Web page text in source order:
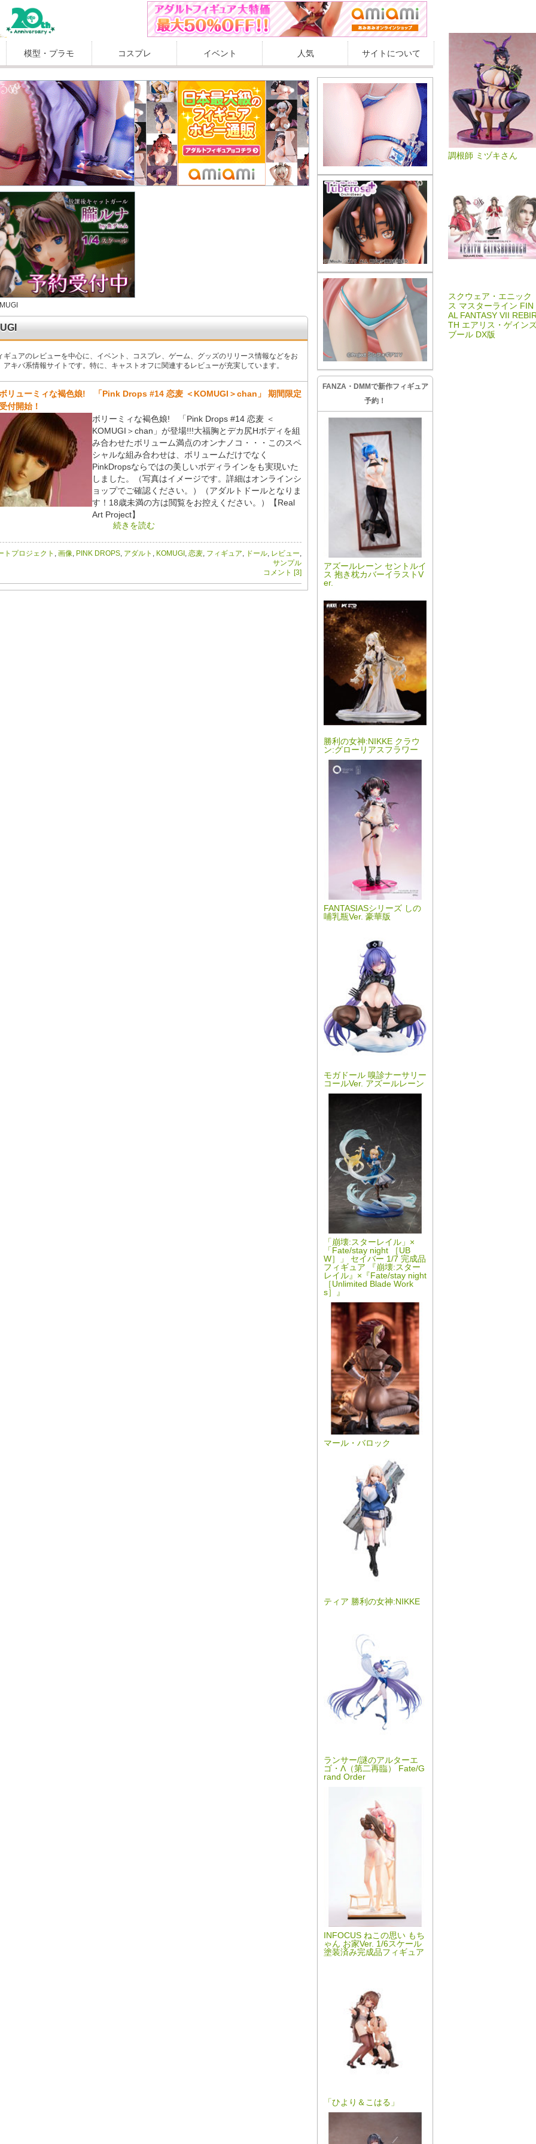
調根師 ミヅキさん
スクウェア・エニック
ス マスターライン FIN
AL FANTASY VII
TH エアリス・ゲイン
ブール DX版
模型・プラモ コスプレ イベント 人気 サイトについて
ギュアのレビューを中心に、イベント、コスプレ、ゲーム、グッズのリリース情報などをお
アキバ系情報サイトです。特に、キャストオフに関連するレビューが充実しています。
リューミィな褐色娘! 「Pink Drops #14 恋麦 ＜KOMUGI＞chan」 期間限定
付開始！
ボリーミィな褐色娘! 「Pink Drops #14 恋麦 ＜
KOMUGI＞chan」が登場!!!大福胸とデカ尻Hボディを組
み合わせたボリューム満点のオンナノコ・・・このスペ
シャルな組み合わせは、ボリュームだけでなく
PinkDropsならではの美しいボディラインをも実現いた
しました。（写真はイメージです。詳細はオンラインシ
ョップでご確認ください。）（アダルトドールとなりま
す！18歳未満の方は閲覧をお控えください。）【Real
Art Project】
続きを読む
トプロジェクト 画像 PINK DROPS アダルト KOMUGI 恋麦 フィギュア ドール レビュー
サンプル
コメント [3]
FANZA・DMMで新作フィギュア
予約！
アズールレーン セントルイ
ス 抱き枕カバーイラストV
er.
勝利の女神:NIKKE クラウ
ン:グローリアスフラワー
FANTASIASシリーズ しの
哺乳瓶Ver. 豪華版
モガドール 嗅診ナーサリー
コールVer. アズールレーン
「崩壊:スターレイル」×
「Fate/stay night ［UB
W］」 セイバー 1/7 完成品
フィギュア 『崩壊:スター
レイル』×『Fate/stay night
［Unlimited Blade Work
s］』
マール・バロック
ティア 勝利の女神:NIKKE
ランサー/謎のアルターエ
ゴ・Λ（第二再臨） Fate/G
rand Order
INFOCUS ねこの思い もち
ゃん お家Ver. 1/6スケール
塗装済み完成品フィギュア
「ひより＆こはる」